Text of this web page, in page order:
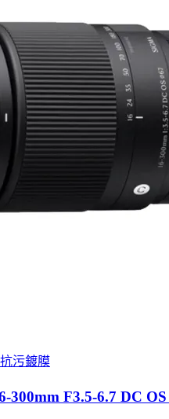
污鍍膜
300mm F3.5-6.7 DC